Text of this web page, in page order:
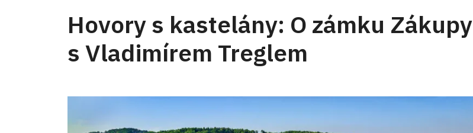
Hovory s kastelány: O zámku Zákupy
s Vladimírem Treglem